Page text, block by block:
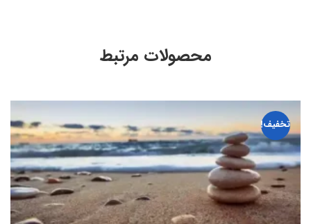
محصولات مرتبط
تخفیف!